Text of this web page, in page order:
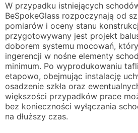
W przypadku istniejących
BeSpokeGlass rozpoczynają od
pomiarów i oceny stanu
przygotowywany jest projekt
doborem systemu mocowań,
ingerencji w nośne elementy
minimum. Po wyprodukowaniu
etapowo, obejmując instalację
osadzenie szkła oraz
większości przypadków prace
bez konieczności wyłączania
na dłuższy czas.